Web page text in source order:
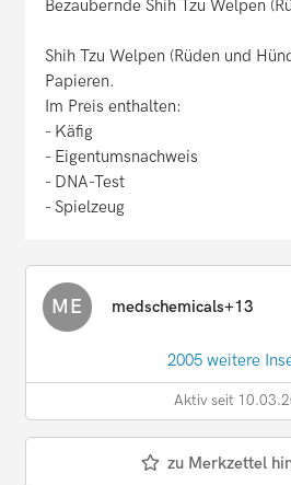
Bezaubernde Shih Tzu Welpen
Shih Tzu Welpen (Rüden und
Papieren.
Im Preis enthalten:
- Käfig
- Eigentumsnachweis
- DNA-Test
- Spielzeug
ME medschemicals+13
2005 weitere
Aktiv seit
zu Merkzettel